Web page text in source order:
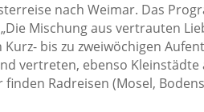
nach Weimar. Das
Mischung aus vertrauten
bis zu zweiwöchigen
vertreten, ebenso
Radreisen (Mosel,